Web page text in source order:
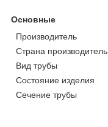
Основные
Производитель
Страна производитель
Вид трубы
Состояние изделия
Сечение трубы